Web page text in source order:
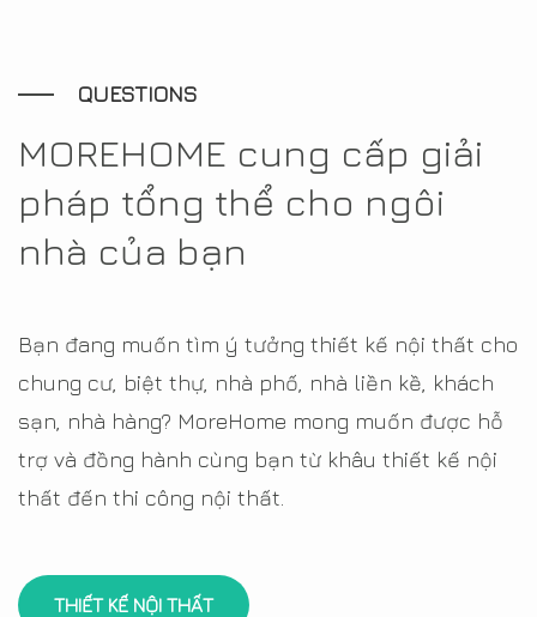
QUESTIONS
MOREHOME cung cấp giải
pháp tổng thể cho ngôi
nhà của bạn
Bạn đang muốn tìm ý tưởng thiết kế nội thất cho
chung cư, biệt thự, nhà phố, nhà liền kề, khách
sạn, nhà hàng? MoreHome mong muốn được hỗ
trợ và đồng hành cùng bạn từ khâu thiết kế nội
thất đến thi công nội thất.
THIẾT KẾ NỘI THẤT